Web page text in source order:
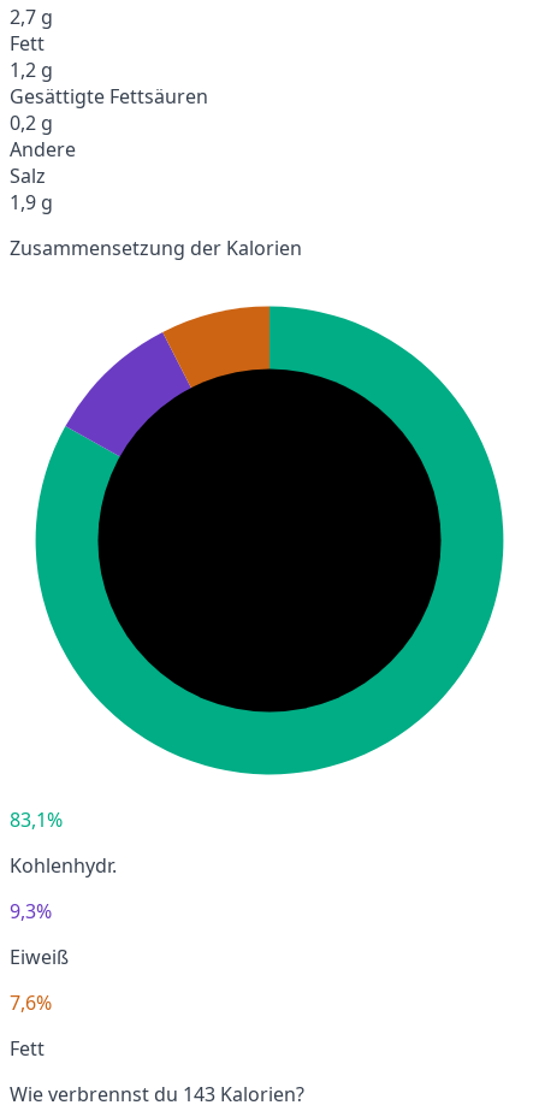
2,7 g
Fett
1,2 g
Gesättigte Fettsäuren
0,2 g
Andere
Salz
1,9 g
Zusammensetzung der Kalorien
83,1%
Kohlenhydr.
9,3%
Eiweiß
7,6%
Fett
Wie verbrennst du 143 Kalorien?